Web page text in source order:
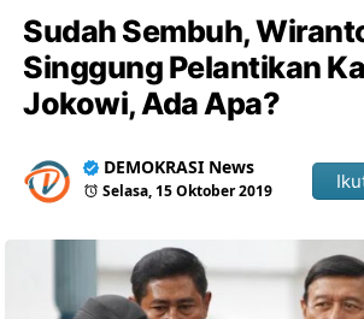
Sudah Sembuh,
Singgung Pelantikan
Jokowi, Ada Apa?
DEMOKRASI News
Selasa, 15 Oktober 2019